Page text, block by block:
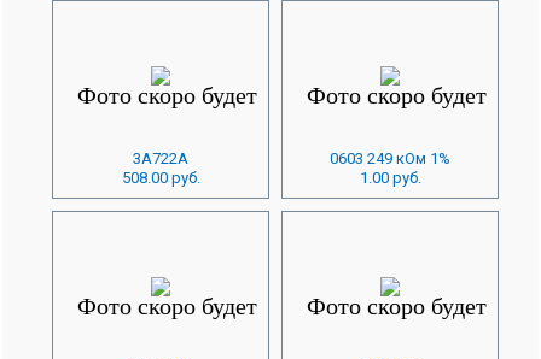
3А722А
508.00 руб.
0603 249 кОм 1%
1.00 руб.